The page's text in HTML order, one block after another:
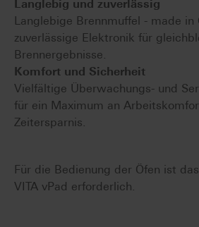
Langlebig und zuverlässig
Langlebige Brennmuffel - made in
zuverlässige Elektronik für
Brennergebnisse.
Komfort und Sicherheit
Vielfältige Überwachungs- und
für ein Maximum an
Zeitersparnis.
Für die Bedienung der Öfen ist
VITA vPad erforderlich.